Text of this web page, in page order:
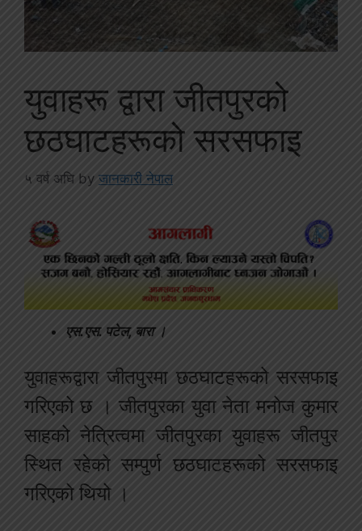
युवाहरू द्वारा जीतपुरको
छठघाटहरूको सरसफाइ
५ वर्ष अघि by जानकारी नेपाल
एस.एस. पटेल, बारा ।
युवाहरूद्वारा जीतपुरमा छठघाटहरूक‍ो सरसफाइ
गरिएको छ । जीतपुरका युवा नेता मनोज कुमार
साहको नेत्रित्वमा जीतपुरका युवाहरू जीतपुर
स्थित रहेको सम्पुर्ण छठघाटहरूको सरसफाइ
गरिएको थियो ।